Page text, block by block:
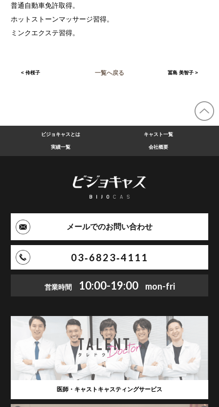
普通自動車免許取得。
ホットストーンマッサージ習得。
ミンクエクステ習得。
< 伶桜子 一覧へ戻る 冨島 美智子 >
ビジョキャスとは キャスト一覧
実績一覧 会社概要
メールでのお問い合わせ
03‑6823‑4111
営業時間 10:00-19:00 mon-fri
医師・キャストキャスティングサービス